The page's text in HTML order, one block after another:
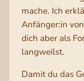
mache. Ich
Anfänger:in
dich aber als
langweilst.
Damit du das